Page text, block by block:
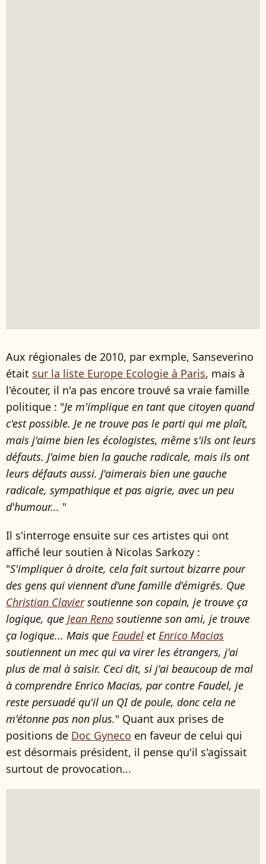
Aux régionales de 2010, par exmple, Sanseverino
était sur la liste Europe Ecologie à Paris, mais à
l'écouter, il n'a pas encore trouvé sa vraie famille
politique : "Je m'implique en tant que citoyen quand
c'est possible. Je ne trouve pas le parti qui me plaît,
mais j'aime bien les écologistes, même s'ils ont leurs
défauts. J'aime bien la gauche radicale, mais ils ont
leurs défauts aussi. J'aimerais bien une gauche
radicale, sympathique et pas aigrie, avec un peu
d'humour... "
Il s'interroge ensuite sur ces artistes qui ont
affiché leur soutien à Nicolas Sarkozy :
"S'impliquer à droite, cela fait surtout bizarre pour
des gens qui viennent d'une famille d'émigrés. Que
Christian Claviersoutienne son copain, je trouve ça
logique, que Jean Reno soutienne son ami, je trouve
ça logique... Mais que Faudel et Enrico Macias
soutiennent un mec qui va virer les étrangers, j'ai
plus de mal à saisir. Ceci dit, si j'ai beaucoup de mal
à comprendre Enrico Macias, par contre Faudel, je
reste persuadé qu'il un QI de poule, donc cela ne
m'étonne pas non plus." Quant aux prises de
positions de Doc Gyneco en faveur de celui qui
est désormais président, il pense qu'il s'agissait
surtout de provocation...